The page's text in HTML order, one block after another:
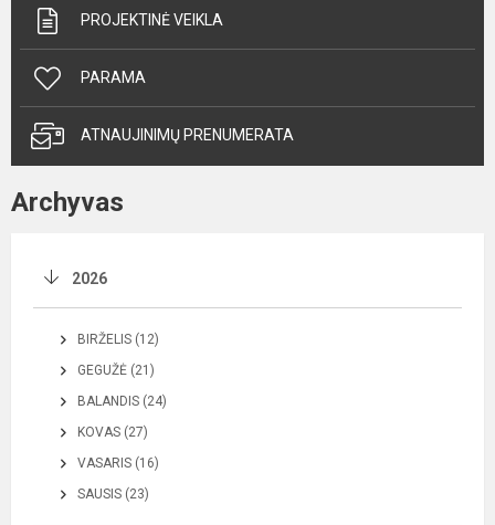
PROJEKTINĖ VEIKLA
PARAMA
ATNAUJINIMŲ PRENUMERATA
Archyvas
2026
BIRŽELIS (12)
GEGUŽĖ (21)
BALANDIS (24)
KOVAS (27)
VASARIS (16)
SAUSIS (23)